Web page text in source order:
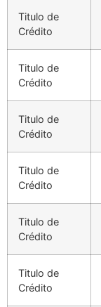
Titulo de
Crédito
Titulo de
Crédito
Titulo de
Crédito
Titulo de
Crédito
Titulo de
Crédito
Titulo de
Crédito